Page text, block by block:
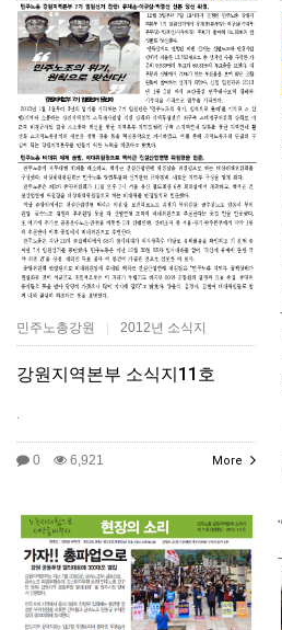
민주노총강원 | 2012년 소식지
강원지역본부 소식지11호
0 6,921 More